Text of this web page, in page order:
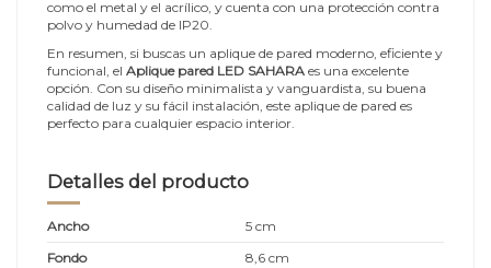
como el metal y el acrílico, y cuenta con una protección contra
polvo y humedad de IP20.
En resumen, si buscas un aplique de pared moderno, eficiente y
funcional, el Aplique pared LED SAHARA es una excelente
opción. Con su diseño minimalista y vanguardista, su buena
calidad de luz y su fácil instalación, este aplique de pared es
perfecto para cualquier espacio interior.
Detalles del producto
Ancho
5 cm
Fondo
8,6 cm